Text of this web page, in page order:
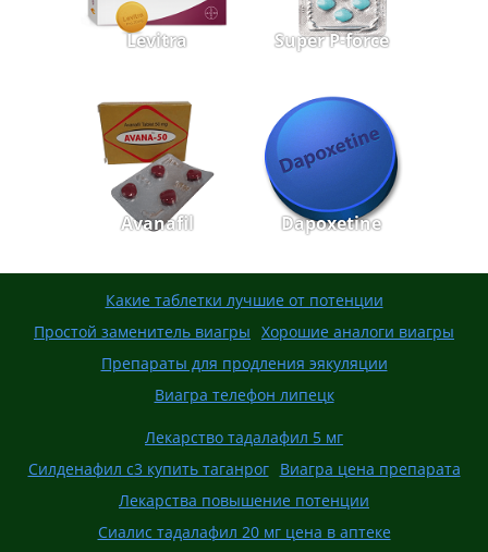
Levitra Super P-force
Avanafil Dapoxetine
Какие таблетки лучшие от потенции
Простой заменитель виагры Хорошие аналоги виагры
Препараты для продления эякуляции
Виагра телефон липецк
Лекарство тадалафил 5 мг
Силденафил с3 купить таганрог
Виагра цена препарата
Лекарства повышение потенции
Сиалис тадалафил 20 мг цена в аптеке